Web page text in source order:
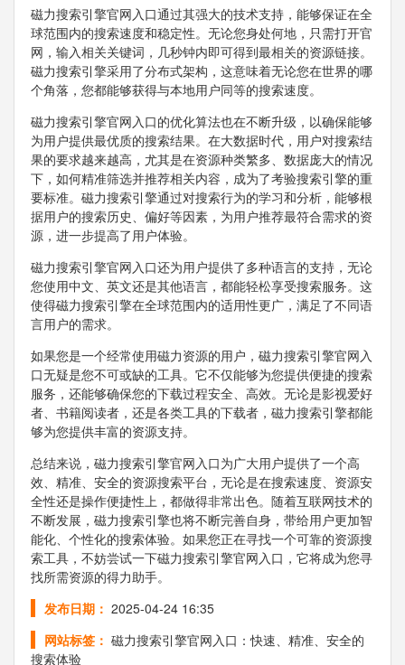
磁力搜索引擎官网入口通过其强大的技术支持，能够保证在全
球范围内的搜索速度和稳定性。无论您身处何地，只需打开官
网，输入相关关键词，几秒钟内即可得到最相关的资源链接。
磁力搜索引擎采用了分布式架构，这意味着无论您在世界的哪
个角落，您都能够获得与本地用户同等的搜索速度。
磁力搜索引擎官网入口的优化算法也在不断升级，以确保能够
为用户提供最优质的搜索结果。在大数据时代，用户对搜索结
果的要求越来越高，尤其是在资源种类繁多、数据庞大的情况
下，如何精准筛选并推荐相关内容，成为了考验搜索引擎的重
要标准。磁力搜索引擎通过对搜索行为的学习和分析，能够根
据用户的搜索历史、偏好等因素，为用户推荐最符合需求的资
源，进一步提高了用户体验。
磁力搜索引擎官网入口还为用户提供了多种语言的支持，无论
您使用中文、英文还是其他语言，都能轻松享受搜索服务。这
使得磁力搜索引擎在全球范围内的适用性更广，满足了不同语
言用户的需求。
如果您是一个经常使用磁力资源的用户，磁力搜索引擎官网入
口无疑是您不可或缺的工具。它不仅能够为您提供便捷的搜索
服务，还能够确保您的下载过程安全、高效。无论是影视爱好
者、书籍阅读者，还是各类工具的下载者，磁力搜索引擎都能
够为您提供丰富的资源支持。
总结来说，磁力搜索引擎官网入口为广大用户提供了一个高
效、精准、安全的资源搜索平台，无论是在搜索速度、资源安
全性还是操作便捷性上，都做得非常出色。随着互联网技术的
不断发展，磁力搜索引擎也将不断完善自身，带给用户更加智
能化、个性化的搜索体验。如果您正在寻找一个可靠的资源搜
索工具，不妨尝试一下磁力搜索引擎官网入口，它将成为您寻
找所需资源的得力助手。
发布日期： 2025-04-24 16:35
网站标签： 磁力搜索引擎官网入口：快速、精准、安全的
搜索体验